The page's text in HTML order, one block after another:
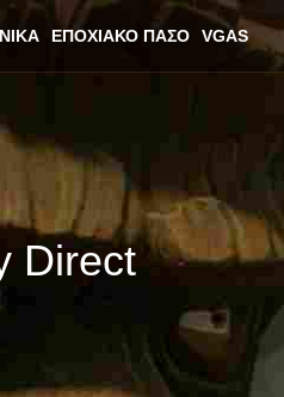
ΕΠΟΧΙΑΚΌ ΠΆΣΟ VGAS
Direct